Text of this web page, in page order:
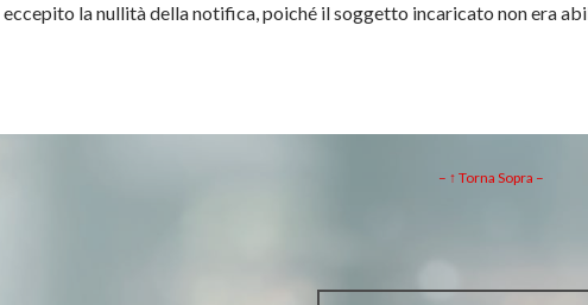
eccepito la nullità della notifica, poiché il soggetto incaricato non era
– ↑ Torna Sopra –